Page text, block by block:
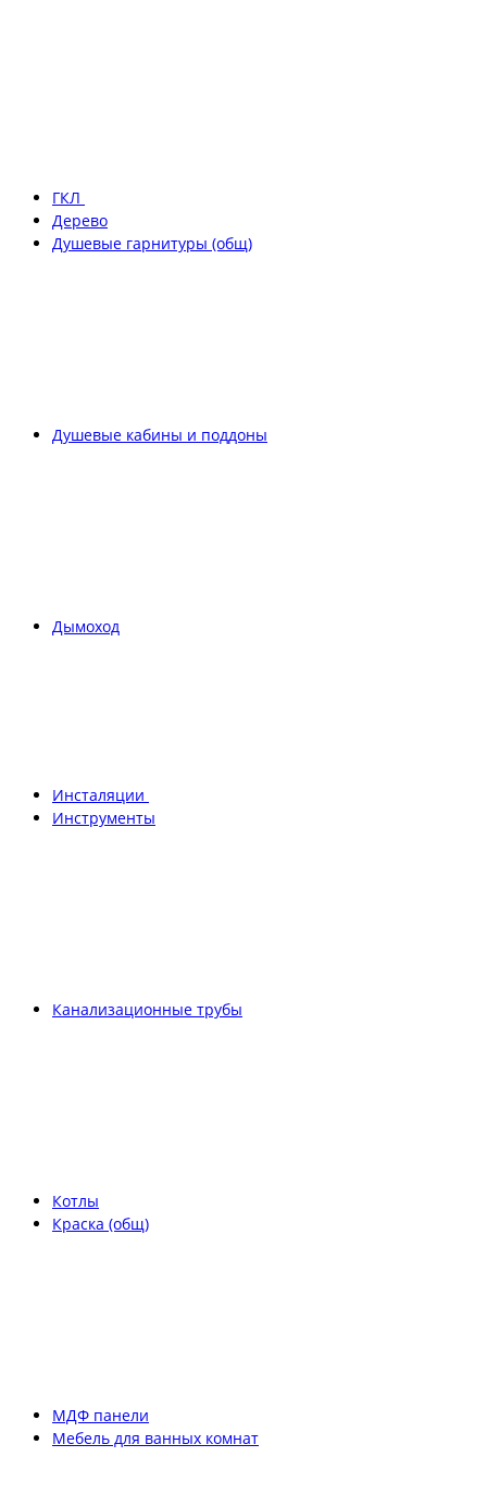
ГКЛ
Дерево
Душевые гарнитуры (общ)
Душевые кабины и поддоны
Дымоход
Инсталяции
Инструменты
Канализационные трубы
Котлы
Краска (общ)
МДФ панели
Мебель для ванных комнат